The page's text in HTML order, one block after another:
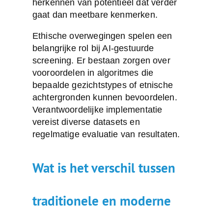
herkennen van potentieel dat verder
gaat dan meetbare kenmerken.
Ethische overwegingen spelen een
belangrijke rol bij AI-gestuurde
screening. Er bestaan zorgen over
vooroordelen in algoritmes die
bepaalde gezichtstypes of etnische
achtergronden kunnen bevoordelen.
Verantwoordelijke implementatie
vereist diverse datasets en
regelmatige evaluatie van resultaten.
Wat is het verschil tussen
traditionele en moderne